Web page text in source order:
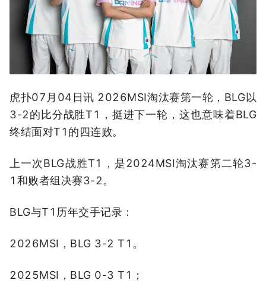
虎扑07月04日讯 2026MSI淘汰赛第一轮，BLG以
3-2的比分战胜T1，挺进下一轮，这也意味着BLG
终结面对T1的四连败。
上一次BLG战胜T1，是2024MSI淘汰赛第二轮3-
1和败者组决赛3-2。
BLG与T1历年交手记录：
2026MSI，BLG 3-2 T1。
2025MSI，BLG 0-3 T1；